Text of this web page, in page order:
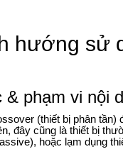
hướng sử
& phạm vi nội
(thiết bị phân
đây cũng là thiết bị
hoặc lạm dụng